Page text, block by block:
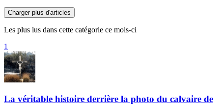
Charger plus d'articles
Les plus lus dans cette catégorie ce mois-ci
1
La véritable histoire derrière la photo du calvaire de